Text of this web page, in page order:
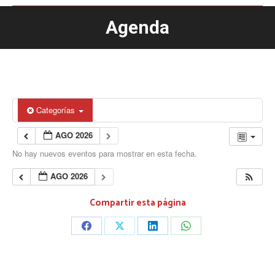
Agenda
Estás aquí:
Categorías
AGO 2026
No hay nuevos eventos para mostrar en esta fecha.
AGO 2026
Compartir esta página
Share Share Share Share